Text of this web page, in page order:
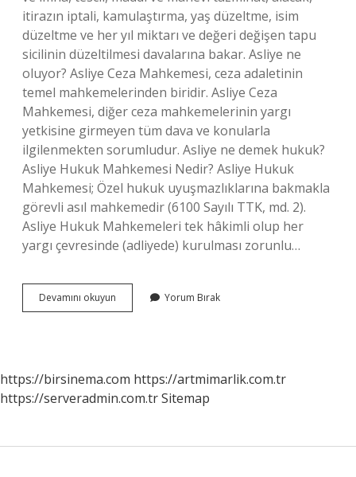
itirazın iptali, kamulaştırma, yaş düzeltme, isim
düzeltme ve her yıl miktarı ve değeri değişen tapu
sicilinin düzeltilmesi davalarına bakar. Asliye ne
oluyor? Asliye Ceza Mahkemesi, ceza adaletinin
temel mahkemelerinden biridir. Asliye Ceza
Mahkemesi, diğer ceza mahkemelerinin yargı
yetkisine girmeyen tüm dava ve konularla
ilgilenmekten sorumludur. Asliye ne demek hukuk?
Asliye Hukuk Mahkemesi Nedir? Asliye Hukuk
Mahkemesi; Özel hukuk uyuşmazlıklarına bakmakla
görevli asıl mahkemedir (6100 Sayılı TTK, md. 2).
Asliye Hukuk Mahkemeleri tek hâkimli olup her
yargı çevresinde (adliyede) kurulması zorunlu…
Devamını okuyun
Nedir
Yorum Bırak
https://birsinema.com https://artmimarlik.com.tr
https://serveradmin.com.trSitemap